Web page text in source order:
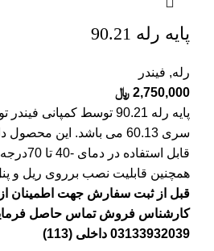
پایه رله 90.21
رله, فیندر
2,750,000 ﷼
پایه رله 90.21 توسط
سری 60.13 می باشد. این
قابل
همچنین قابلیت نصب برروی ریل و
قبل از ثبت سفارش جهت اطمینان
03133932039 داخلی (113)